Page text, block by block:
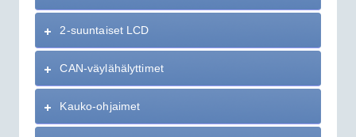
2-suuntaiset LCD
CAN-väylähälyttimet
Kauko-ohjaimet